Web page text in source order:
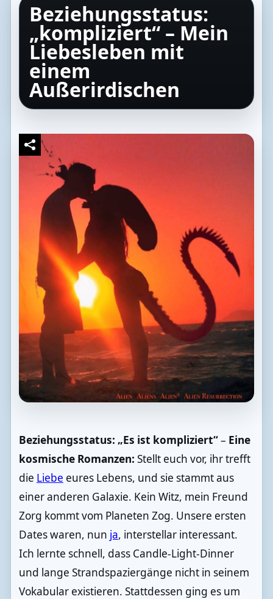
Beziehungsstatus:
„kompliziert“ – Mein
Liebesleben mit
einem
Außerirdischen
Beziehungsstatus: „Es ist kompliziert“– Eine
kosmische Romanzen: Stellt euch vor, ihr trefft
die Liebe eures Lebens, und sie stammt aus
einer anderen Galaxie. Kein Witz, mein Freund
Zorg kommt vom Planeten Zog. Unsere ersten
Dates waren, nun ja, interstellar interessant.
Ich lernte schnell, dass Candle-Light-Dinner
und lange Strandspaziergänge nicht in seinem
Vokabular existieren. Stattdessen ging es um